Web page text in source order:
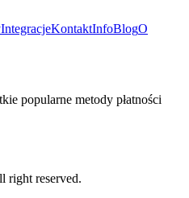
IntegracjeKontaktInfoBlogO
popularne metody płatności
right reserved.